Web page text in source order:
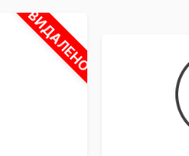
ВИДАЛЕНО